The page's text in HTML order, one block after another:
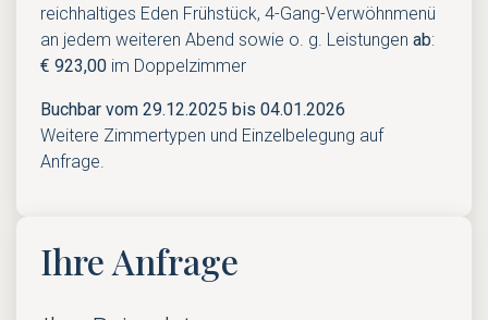
reichhaltiges Eden Frühstück, 4-Gang-Verwöhnmenü
an jedem weiteren Abend sowie o. g. Leistungen ab:
€ 923,00 im Doppelzimmer
Buchbar vom 29.12.2025 bis 04.01.2026
Weitere Zimmertypen und Einzelbelegung auf
Anfrage.
Ihre Anfrage